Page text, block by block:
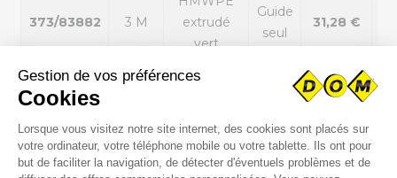
373/83882 3 M
extrudé
vert
Guide
seul
31,28 €
Vous avez besoin de pièces
spécifiques ?